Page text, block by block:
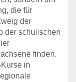
die für
der
der schulischen
finden.
in